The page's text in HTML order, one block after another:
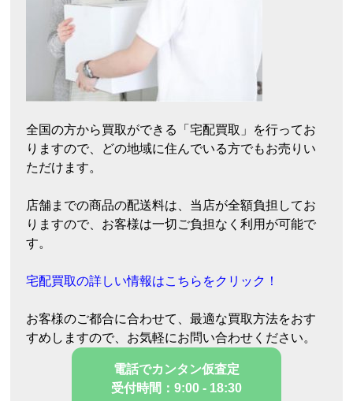
全国の方から買取ができる「宅配買取」を行ってお
りますので、どの地域に住んでいる方でもお売りい
ただけます。
店舗までの商品の配送料は、当店が全額負担してお
りますので、お客様は一切ご負担なく利用が可能で
す。
宅配買取の詳しい情報はこちらをクリック！
お客様のご都合に合わせて、最適な買取方法をおす
すめしますので、お気軽にお問い合わせください。
電話でカンタン仮査定
受付時間：9:00 - 18:30